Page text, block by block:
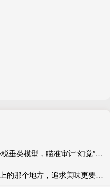
美股 杠杆 立信校企联合开发财会税垂类模型，瞄准审计“幻觉”和财报舞弊识别
什么是股票配资平台 保护好你身上的那个地方，追求美味更要注重健康！